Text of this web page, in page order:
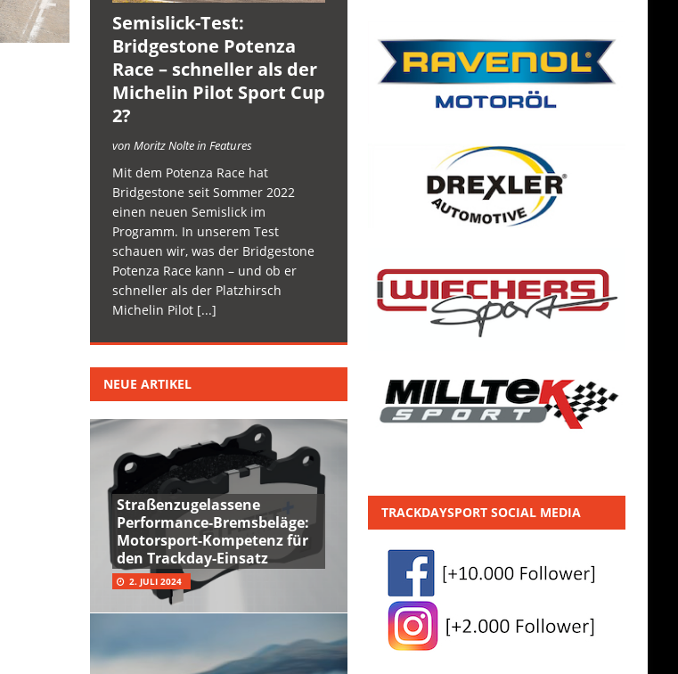
Semislick-Test:
Bridgestone Potenza
Race – schneller als der
Michelin Pilot Sport Cup
2?
von Moritz Nolte in Features
Mit dem Potenza Race hat
Bridgestone seit Sommer 2022
einen neuen Semislick im
Programm. In unserem Test
schauen wir, was der Bridgestone
Potenza Race kann – und ob er
schneller als der Platzhirsch
Michelin Pilot [...]
NEUE ARTIKEL
Straßenzugelassene
Performance-Bremsbeläge:
Motorsport-Kompetenz für
den Trackday-Einsatz
2. JULI 2024
TRACKDAYSPORT SOCIAL MEDIA